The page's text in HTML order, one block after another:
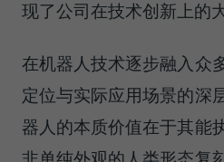
现了公司在技术创新上的
在机器人技术逐步融入众
定位与实际应用场景的深
器人的本质价值在于其能